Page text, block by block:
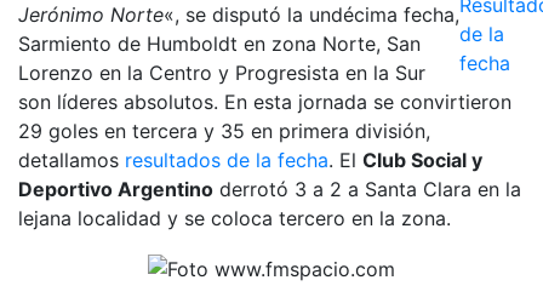
Jerónimo Norte«, se disputó la undécima fecha,
Sarmiento de Humboldt en zona Norte, San
Lorenzo en la Centro y Progresista en la Sur
son líderes absolutos. En esta jornada se convirtieron
29 goles en tercera y 35 en primera división,
detallamos resultados de la fecha. El Club Social y
Deportivo Argentino derrotó 3 a 2 a Santa Clara en la
lejana localidad y se coloca tercero en la zona.